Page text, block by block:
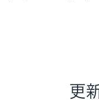
更